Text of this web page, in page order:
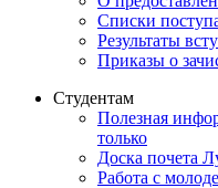
Списки
Результаты
Приказы о
Студентам
Полезная
только
Доска почета
Работа с